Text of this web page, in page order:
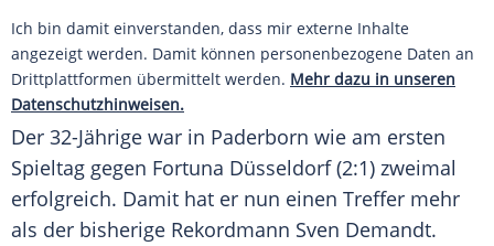
Ich bin damit einverstanden, dass mir externe Inhalte
angezeigt werden. Damit können personenbezogene Daten an
Drittplattformen übermittelt werden. Mehr dazu in unseren
Datenschutzhinweisen.
Der 32-Jährige war in Paderborn wie am ersten
Spieltag gegen Fortuna Düsseldorf (2:1) zweimal
erfolgreich. Damit hat er nun einen Treffer mehr
als der bisherige Rekordmann Sven Demandt.